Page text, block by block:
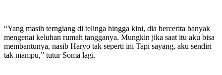
“Yang masih terngiang di telinga hingga kini, dia bercerita banyak
mengenai keluhan rumah tangganya. Mungkin jika saat itu aku bisa
membantunya, nasib Haryo tak seperti ini Tapi sayang, aku sendiri
tak mampu,” tutur Soma lagi.